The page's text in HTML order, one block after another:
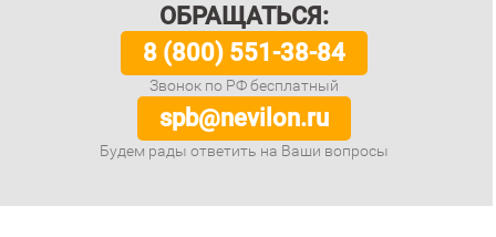
ОБРАЩАТЬСЯ:
8 (800) 551-38-84
Звонок по РФ бесплатный
spb@nevilon.ru
Будем рады ответить на Ваши вопросы